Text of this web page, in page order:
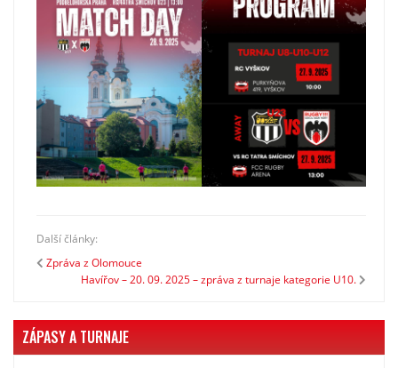
Další články:
Zpráva z Olomouce
Havířov – 20. 09. 2025 – zpráva z turnaje kategorie U10.
ZÁPASY A TURNAJE